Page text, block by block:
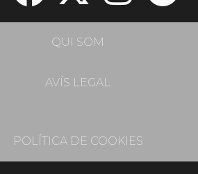
QUI SOM
AVÍS LEGAL
POLÍTICA DE COOKIES